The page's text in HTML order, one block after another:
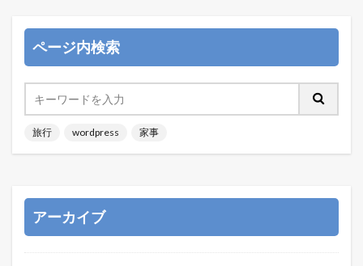
ページ内検索
旅行 wordpress 家事
アーカイブ